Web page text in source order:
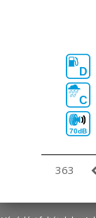
D
C
70dB
363